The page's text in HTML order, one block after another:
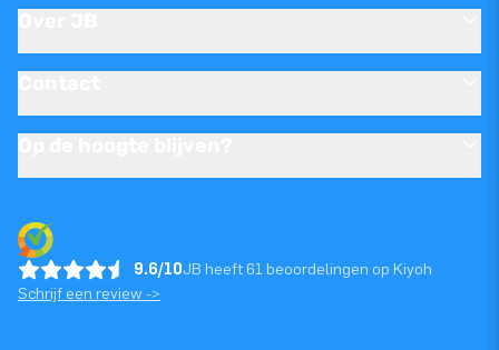
9.6/10JB heeft 61 beoordelingen op Kiyoh
Schrijf een review ->